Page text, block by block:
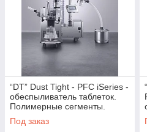
“DT” Dust Tight - PFC iSeries -
обеспыливатель таблеток.
Полимерные сегменты.
Под заказ